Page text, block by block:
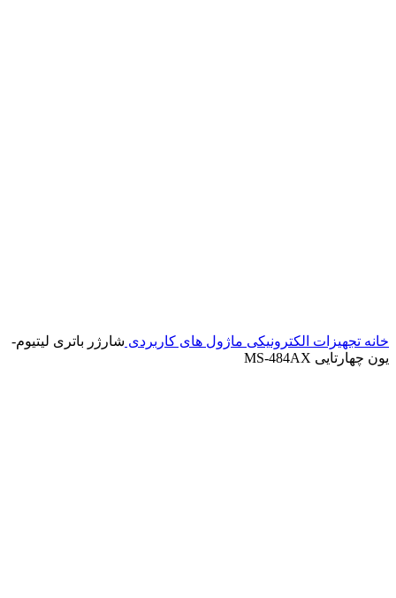
خانه تجهیزات الکترونیکی ماژول های کاربردی شارژر باتری لیتیوم-
یون چهارتایی MS-484AX